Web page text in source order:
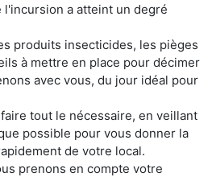
a atteint un degré
produits insecticides, les pièges
à mettre en place pour décimer
avec vous, du jour idéal pour
tout le nécessaire, en veillant
possible pour vous donner la
de votre local.
prenons en compte votre